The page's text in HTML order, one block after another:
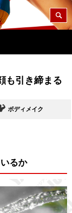
も引き締まる
ボディメイク
るか